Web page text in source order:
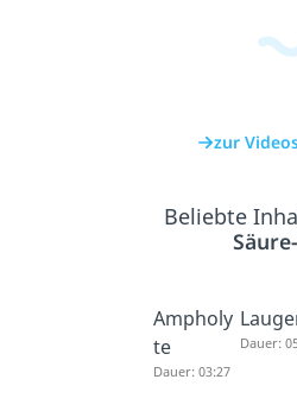
zur
Beliebte
Ampholy
te
Dauer: 03:27
Dauer: